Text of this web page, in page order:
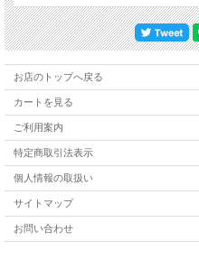
お店のトップへ戻る
カートを見る
ご利用案内
特定商取引法表示
個人情報の取扱い
サイトマップ
お問い合わせ